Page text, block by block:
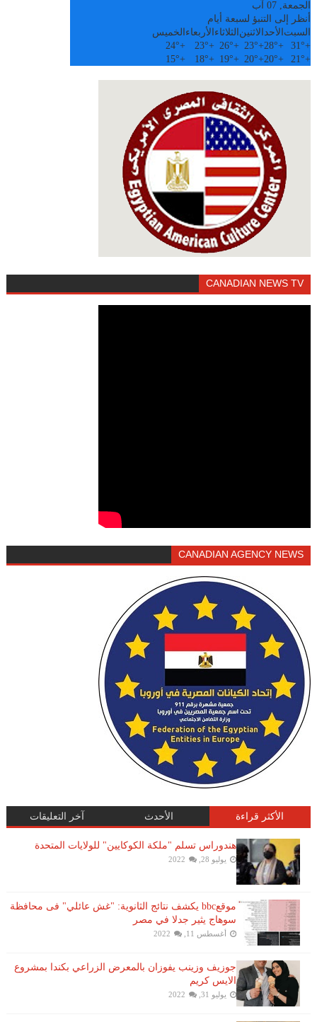
الجمعة, 07 آب
أنظر إلى التنبؤ لسبعة أيام
السبت الأحدالاثنين الثلاثاء الأربعاء الخميس
+
31°
+
28°
+
23°
+
26°
+
23°
+
24°
+
21°
+
20°
+
20°
+
19°
+
18°
+
15°
CANADIAN NEWS TV
CANADIAN AGENCY NEWS
الأكثر قراءة الأحدث آخر التعليقات
هندوراس تسلم "ملكة الكوكايين" للولايات المتحدة
يوليو 28, 2022
موقعbbc يكشف نتائج الثانوية: "غش عائلي" فى محافظة
سوهاج يثير جدلا في مصر
أغسطس 11, 2022
جوزيف وزينب يفوزان بالمعرض الزراعي بكندا بمشروع
الايس كريم
يوليو 31, 2022